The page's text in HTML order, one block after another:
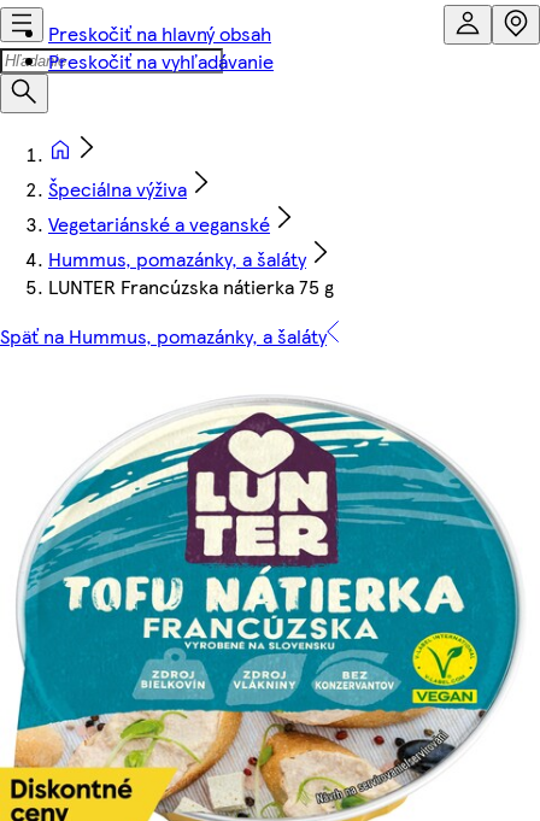
Preskočiť na hlavný obsah
Preskočiť na vyhľadávanie
Špeciálna výživa
Vegetariánské a veganské
Hummus, pomazánky, a šaláty
LUNTER Francúzska nátierka 75 g
Späť na Hummus, pomazánky, a šaláty